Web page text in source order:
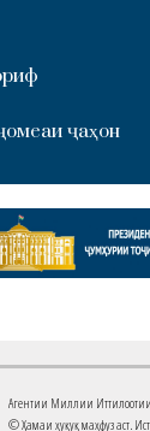
ҷаҳон
Агентии Миллии Иттилоотии
© Ҳамаи ҳуқуқ маҳфуз аст.